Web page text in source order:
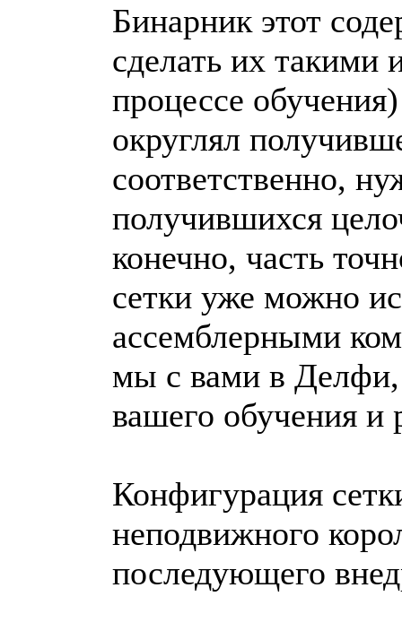
Бинарник этот
сделать их такими
процессе
округлял
соответственно,
получившихся
конечно, часть
сетки уже можно
ассемблерными
мы с вами в
вашего обучения и
Конфигурация
неподвижного
последующего